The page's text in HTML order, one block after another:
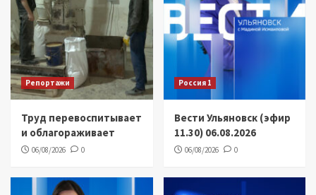
Репортажи
Труд перевоспитывает
и облагораживает
06/08/2026 0
Россия 1
Вести Ульяновск (эфир
11.30) 06.08.2026
06/08/2026 0